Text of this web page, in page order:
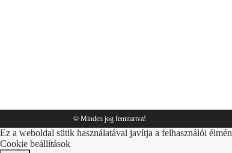
© Minden jog fenntartva!
Ez a weboldal sütik használatával javítja a felhasználói
Cookie beállítások